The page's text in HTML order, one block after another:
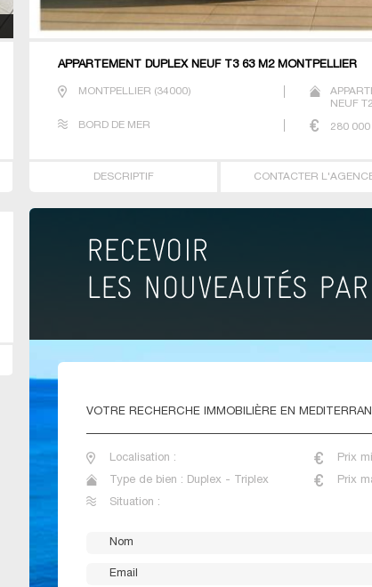
APPARTEMENT DUPLEX NEUF T3 63 M2 MONTPELLIER
MONTPELLIER (34000)
NEUF
BORD DE MER 280 000
DESCRIPTIF CONTACTER
VOTRE RECHERCHE IMMOBILIÈRE EN
Localisation : Prix
Type de bien : Duplex - Triplex Prix
Situation :